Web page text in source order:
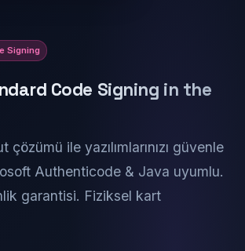
Signing
Code Signing in the
çözümü ile yazılımlarınızı güvenle
Authenticode & Java uyumlu.
garantisi. Fiziksel kart